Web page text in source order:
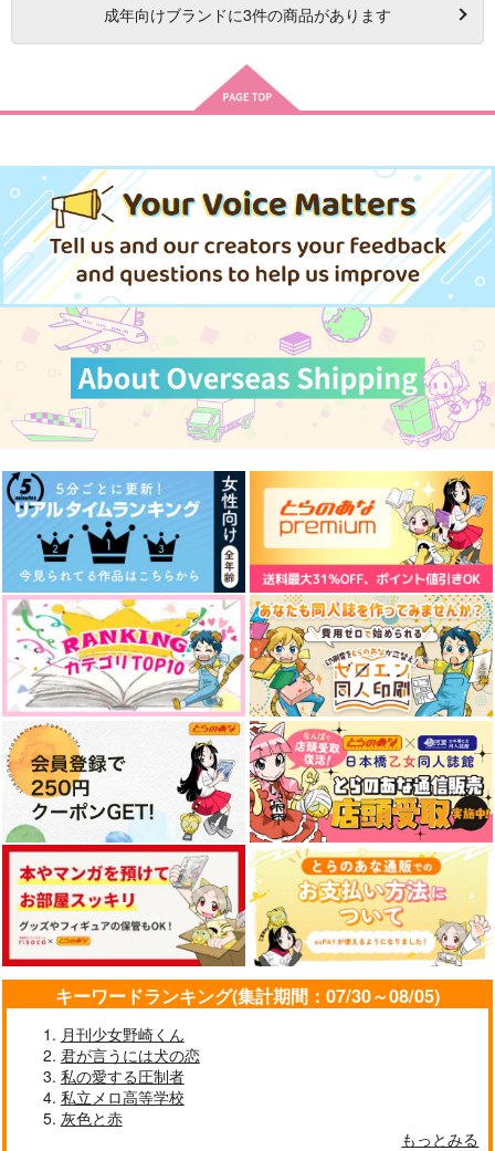
成年向けブランドに3件の商品があります
キーワードランキング(集計期間：07/30～08/05)
月刊少女野崎くん
君が言うには犬の恋
私の愛する圧制者
私立メロ高等学校
灰色と赤
もっとみる